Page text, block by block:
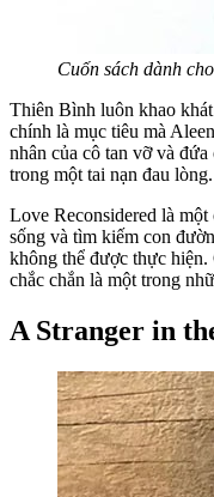
Cuốn sách dành
Thiên Bình luôn khao
chính là mục tiêu mà
nhân của cô tan vỡ và
trong một tai nạn đau lòng.
Love Reconsidered là
sống và tìm kiếm con
không thể được thực hiện.
chắc chắn là một trong
A Stranger in